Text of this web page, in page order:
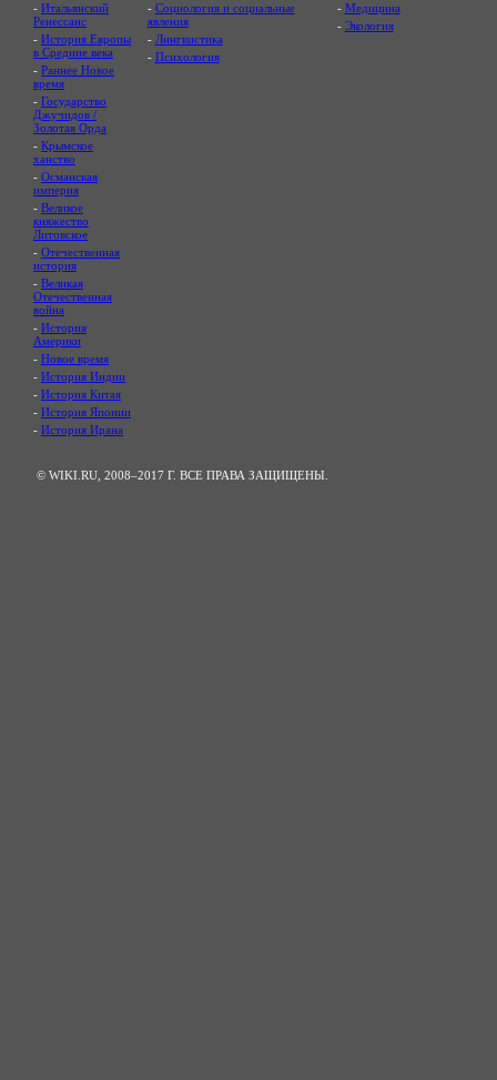
- Итальянский
Ренессанс
- История Европы
в Средние века
- Раннее Новое
время
- Государство
Джучидов /
Золотая Орда
- Крымское
ханство
- Османская
империя
- Великое
княжество
Литовское
- Отечественная
история
- Великая
Отечественная
война
- История
Америки
- Новое время
- История Индии
- История Китая
- История Японии
- История Ирана
- Социология и социальные
явления
- Лингвистика
- Психология
- Медицина
- Экология
© WIKI.RU, 2008–2017 Г. ВСЕ ПРАВА ЗАЩИЩЕНЫ.